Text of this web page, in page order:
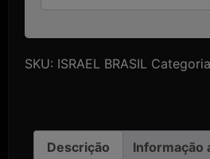
SKU: ISRAEL BRASIL
Descrição Informação